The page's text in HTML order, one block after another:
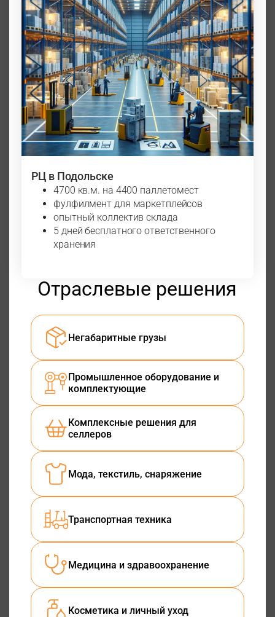
РЦ в Подольске
4700 кв.м. на 4400 паллетомест
фулфилмент для маркетплейсов
опытный коллектив склада
5 дней бесплатного ответственного
хранения
Отраслевые решения
Негабаритные грузы
Промышленное оборудование и
комплектующие
Комплексные решения для
селлеров
Мода, текстиль, снаряжение
Транспортная техника
Медицина и здравоохранение
Косметика и личный уход